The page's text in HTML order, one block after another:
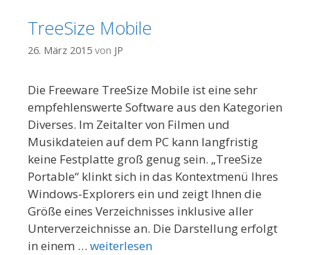
TreeSize Mobile
26. März 2015 von JP
Die Freeware TreeSize Mobile ist eine sehr
empfehlenswerte Software aus den Kategorien
Diverses. Im Zeitalter von Filmen und
Musikdateien auf dem PC kann langfristig
keine Festplatte groß genug sein. „TreeSize
Portable“ klinkt sich in das Kontextmenü Ihres
Windows-Explorers ein und zeigt Ihnen die
Größe eines Verzeichnisses inklusive aller
Unterverzeichnisse an. Die Darstellung erfolgt
in einem … weiterlesen